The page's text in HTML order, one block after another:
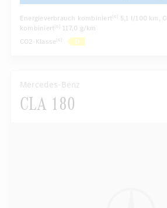
Energieverbrauch kombiniert [6] 5,1 l/100 km,
kombiniert
[6] 117,0 g/km
CO2-Klasse [6]
Mercedes-Benz
CLA 180